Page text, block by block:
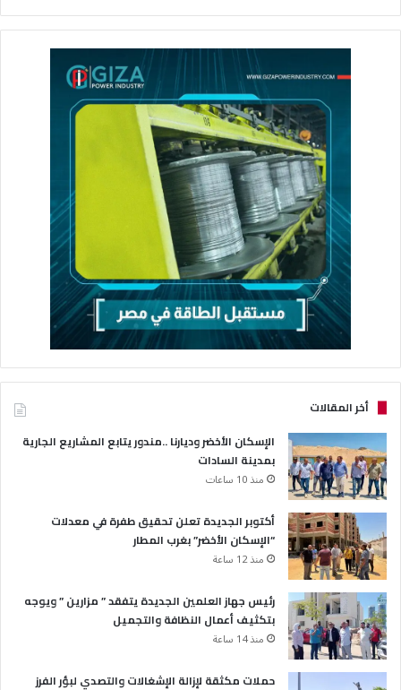
أخر المقالات
الإسكان الأخضر وديارنا ..مندور يتابع المشاريع الجارية
بمدينة السادات
منذ 10 ساعات
أكتوبر الجديدة تعلن تحقيق طفرة في معدلات
“الإسكان الأخضر” بغرب المطار
منذ 12 ساعة
رئيس جهاز العلمين الجديدة يتفقد ” مزارين ” ويوجه
بتكثيف أعمال النظافة والتجميل
منذ 14 ساعة
حملات مكثقة لإزالة الإشغالات والتصدي لبؤر الفرز